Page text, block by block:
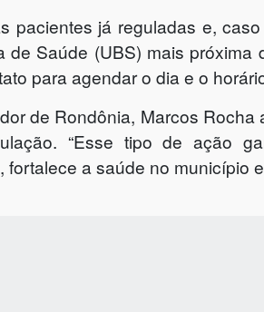
pacientes já reguladas e,
de Saúde (UBS) mais
para agendar o dia e o
de Rondônia, Marcos
“Esse tipo de ação
fortalece a saúde no município